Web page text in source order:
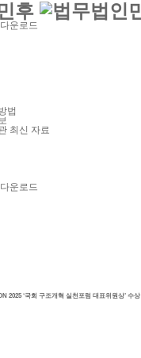
운로드
법
최신 자료
운로드
2025 ‘국회 구조개혁 실천포럼 대표위원상’ 수상